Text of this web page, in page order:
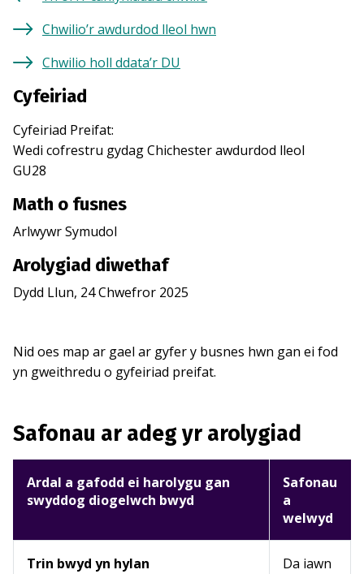
Chwilio’r awdurdod lleol hwn
Chwilio holl ddata’r DU
Cyfeiriad
Cyfeiriad Preifat:
Wedi cofrestru gydagChichesterawdurdod lleol
GU28
Math o fusnes
Arlwywr Symudol
Arolygiad diwethaf
Dydd Llun, 24 Chwefror 2025
Nid oes map ar gael ar gyfer y busnes hwn gan ei fod
yn gweithredu o gyfeiriad preifat.
Safonau ar adeg yr arolygiad
Ardal a gafodd ei harolygu gan
swyddog diogelwch bwyd
Safonau
a
welwyd
Trin bwyd yn hylan
Da iawn